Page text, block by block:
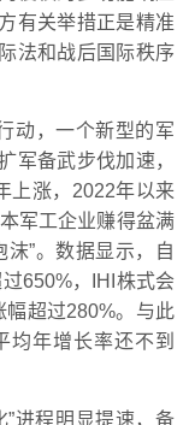
有关举措正是精准
法和战后国际秩序
动，一个新型的军
军备武步伐加速，
上涨，2022年以来
军工企业赚得盆满
”。数据显示，自
650%，IHI株式会
幅超过280%。与此
均年增长率还不到
”进程明显提速，备